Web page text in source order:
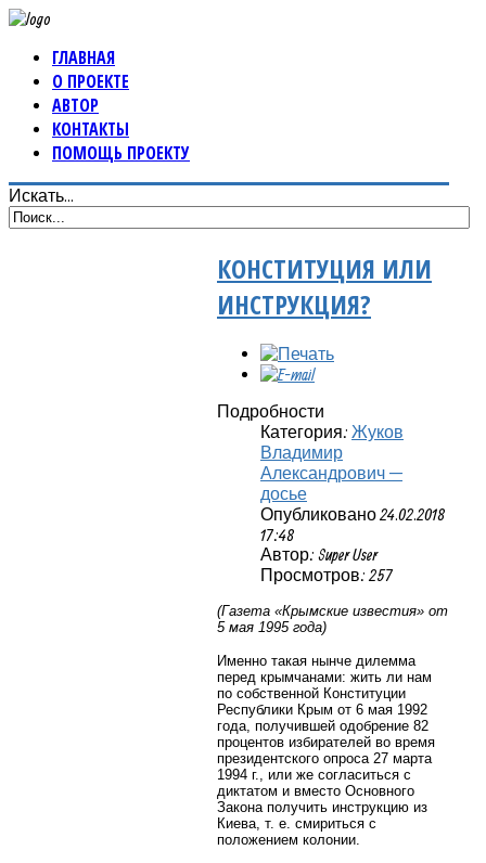
ГЛАВНАЯ
О ПРОЕКТЕ
АВТОР
КОНТАКТЫ
ПОМОЩЬ ПРОЕКТУ
Искать...
КОНСТИТУЦИЯ ИЛИ
ИНСТРУКЦИЯ?
Подробности
Категория: Жуков
Владимир
Александрович —
досье
Опубликовано 24.02.2018
17:48
Автор: Super User
Просмотров: 257
(Газета «Крымские известия» от
5 мая 1995 года)
Именно такая нынче дилемма
перед крымчанами: жить ли нам
по собственной Конституции
Республики Крым от 6 мая 1992
года, получившей одобрение 82
процентов избирателей во время
президентского опроса 27 марта
1994 г., или же согласиться с
диктатом и вместо Основного
Закона получить инструкцию из
Киева, т. е. смириться с
положением колонии.